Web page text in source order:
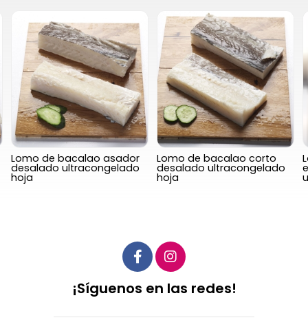
Lomo de bacalao asador
desalado ultracongelado
hoja
Lomo de bacalao corto
desalado ultracongelado
hoja
¡Síguenos en las redes!